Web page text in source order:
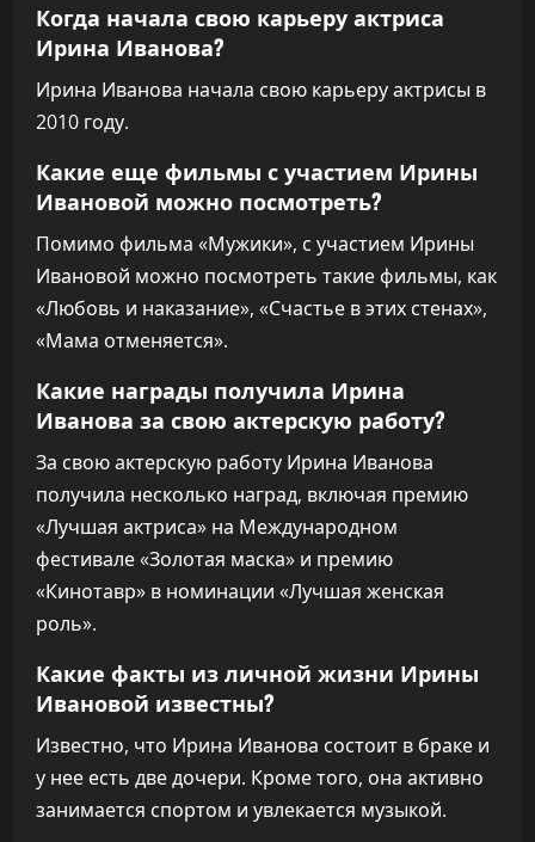
Когда начала свою карьеру актриса
Ирина Иванова?
Ирина Иванова начала свою карьеру актрисы в
2010 году.
Какие еще фильмы с участием Ирины
Ивановой можно посмотреть?
Помимо фильма «Мужики», с участием Ирины
Ивановой можно посмотреть такие фильмы, как
«Любовь и наказание», «Счастье в этих стенах»,
«Мама отменяется».
Какие награды получила Ирина
Иванова за свою актерскую работу?
За свою актерскую работу Ирина Иванова
получила несколько наград, включая премию
«Лучшая актриса» на Международном
фестивале «Золотая маска» и премию
«Кинотавр» в номинации «Лучшая женская
роль».
Какие факты из личной жизни Ирины
Ивановой известны?
Известно, что Ирина Иванова состоит в браке и
у нее есть две дочери. Кроме того, она активно
занимается спортом и увлекается музыкой.